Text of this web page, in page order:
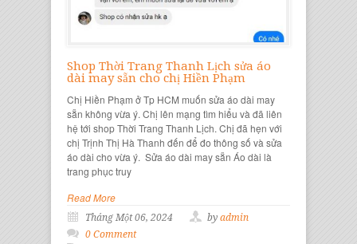
Shop Thời Trang Thanh Lịch sửa áo
dài may sẵn cho chị Hiền Phạm
Chị Hiền Phạm ở Tp HCM muốn sửa áo dài may
sẵn không vừa ý. Chị lên mạng tìm hiểu và đã liên
hệ tới shop Thời Trang Thanh Lịch. Chị đã hẹn với
chị Trịnh Thị Hà Thanh đến để đo thông số và sửa
áo dài cho vừa ý. Sửa áo dài may sẵn Áo dài là
trang phục truy
Read More
Tháng Một 06, 2024 by admin
0 Comment